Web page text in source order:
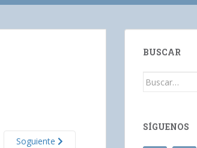
Soguiente
BUSCAR
Buscar:
SÍGUENOS